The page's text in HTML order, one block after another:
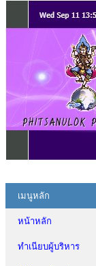
เมนูหลัก
หน้าหลัก
ทำเนียบผู้บริหาร